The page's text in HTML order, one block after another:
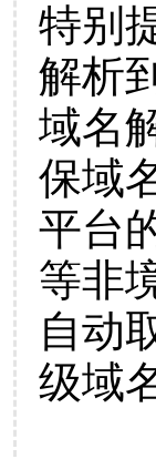
特别
解析
域名
保域
平台
等非
自动
级域